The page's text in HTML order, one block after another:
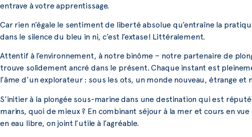
entrave à votre apprentissage.
Car rien n’égale le sentiment de liberté absolue qu’entraîne la
dans le silence du bleu in ni, c’est l’extase! Littéralement.
Attentif à l’environnement, à notre binôme – notre partenaire de
trouve solidement ancré dans le présent. Chaque instant est
l’âme d’un explorateur : sous les ots, un monde nouveau, étrange et
S’initier à la plongée sous-marine dans une destination qui est
marins, quoi de mieux ? En combinant séjour à la mer et cours en
en eau libre, on joint l’utile à l’agréable.